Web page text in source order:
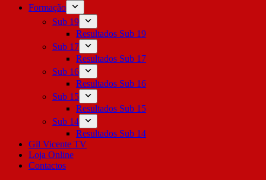
Formação
Sub 19
Resultados Sub 19
Sub 17
Resultados Sub 17
Sub 16
Resultados Sub 16
Sub 15
Resultados Sub 15
Sub 14
Resultados Sub 14
Gil Vicente TV
Loja Online
Contactos